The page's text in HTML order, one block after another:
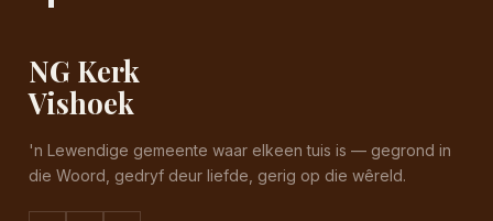
NG Kerk
Vishoek
'n Lewendige gemeente waar elkeen tuis is — gegrond in
die Woord, gedryf deur liefde, gerig op die wêreld.